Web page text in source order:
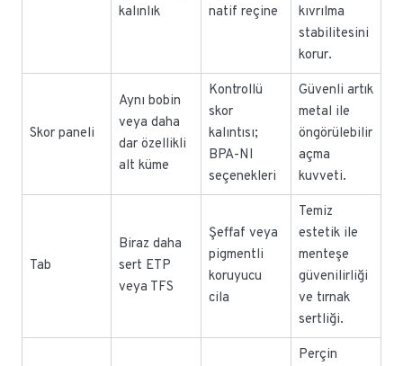
kalınlık
natif reçine
kıvrılma
stabilitesini
korur.
Skor paneli
Aynı bobin
veya daha
dar özellikli
alt küme
Kontrollü
skor
kalıntısı;
BPA-NI
seçenekleri
Güvenli artık
metal ile
öngörülebilir
açma
kuvveti.
Tab
Biraz daha
sert ETP
veya TFS
Şeffaf veya
pigmentli
koruyucu
cila
Temiz
estetik ile
menteşe
güvenilirliği
ve tırnak
sertliği.
Perçin